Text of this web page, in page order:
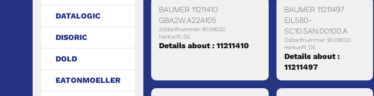
DATALOGIC
DISORIC
DOLD
EATONMOELLER
BAUMER 11211410
GBA2W.A22A105
Zolltarifnummer: 90318020
Herkunft: DE
Details about : 11211410
BAUMER 11211497
EIL580-
SC10.5AN.00100.A
Zolltarifnummer: 90318020
Herkunft: DE
Details about :
11211497